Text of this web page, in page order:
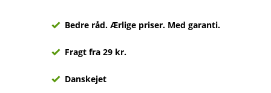
Bedre råd. Ærlige priser. Med garanti.
Fragt fra 29 kr.
Danskejet